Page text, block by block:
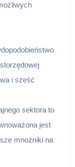
i sześć
sektora to
jest
mnożniki na